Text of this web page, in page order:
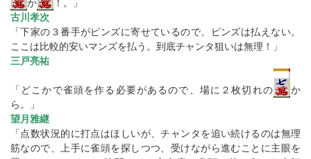
か
！。」
古川孝次
「下家の３番手がピンズに寄せているので、ピンズは払えない。
ここは比較的安いマンズを払う。到底チャンタ狙いは無理！」
三戸亮祐
「どこかで雀頭を作る必要があるので、場に２枚切れの
か
ら。」
望月雅継
「点数状況的に打点はほしいが、チャンタを追い続けるのは無理
筋なので、上手に雀頭を探しつつ、受けながら進むことに主眼を